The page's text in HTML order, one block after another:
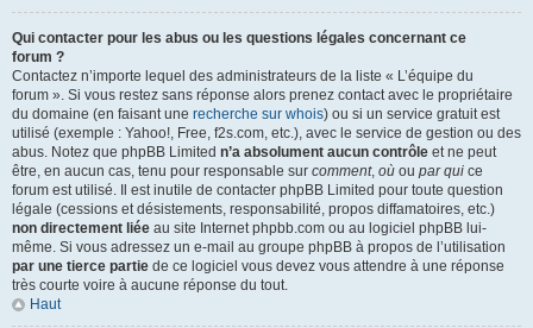
Qui contacter pour les abus ou les questions légales concernant ce
forum ?
Contactez n’importe lequel des administrateurs de la liste « L’équipe du
forum ». Si vous restez sans réponse alors prenez contact avec le propriétaire
du domaine (en faisant une recherche sur whois) ou si un service gratuit est
utilisé (exemple : Yahoo!, Free, f2s.com, etc.), avec le service de gestion ou des
abus. Notez que phpBB Limited n’a absolument aucun contrôle et ne peut
être, en aucun cas, tenu pour responsable sur comment, où ou par qui ce
forum est utilisé. Il est inutile de contacter phpBB Limited pour toute question
légale (cessions et désistements, responsabilité, propos diffamatoires, etc.)
non directement liée au site Internet phpbb.com ou au logiciel phpBB lui-
même. Si vous adressez un e-mail au groupe phpBB à propos de l’utilisation
par une tierce partie de ce logiciel vous devez vous attendre à une réponse
très courte voire à aucune réponse du tout.
Haut